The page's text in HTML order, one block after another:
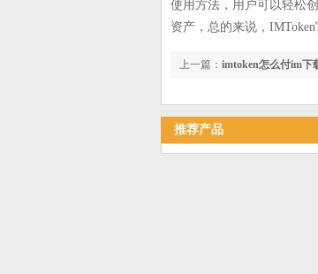
使用方法，用户可以轻松
资产，总的来说，
上一篇： imtoken怎么付im下
推荐产品